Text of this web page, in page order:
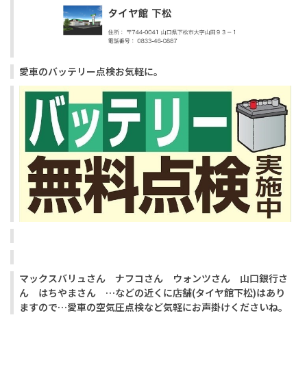
愛車のバッテリー点検お気軽に。
マックスバリュさん ナフコさん ウォンツさん 山口銀行さ
ん はちやまさん …などの近くに店舗(タイヤ館下松)はあり
ますので…愛車の空気圧点検など気軽にお声掛けくださいね。